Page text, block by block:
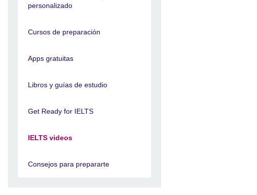
personalizado
Cursos de preparación
Apps gratuitas
Libros y guías de estudio
Get Ready for IELTS
IELTS videos
Consejos para prepararte